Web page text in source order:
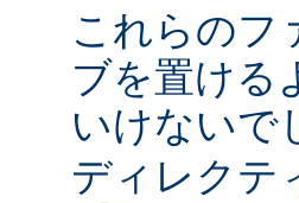
これらのフ
ブを置ける
いけないで
ディレクテ